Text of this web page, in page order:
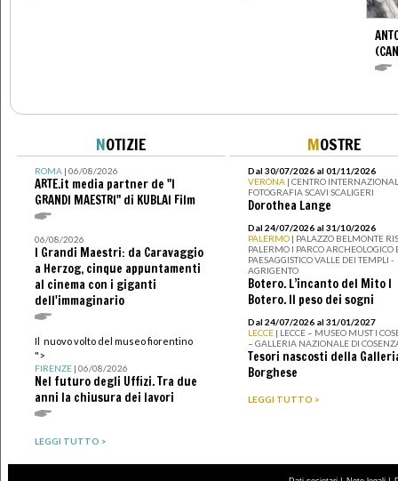
NOTIZIE
ROMA| 06/08/2026
ARTE.it media partner de "I
GRANDI MAESTRI" di KUBLAI Film
06/08/2026
I Grandi Maestri: da Caravaggio
a Herzog, cinque appuntamenti
al cinema con i giganti
dell'immaginario
Il nuovo volto del museo fiorentino
">
FIRENZE| 06/08/2026
Nel futuro degli Uffizi. Tra due
anni la chiusura dei lavori
LEGGI TUTTO >
MOSTRE
Dal 30/07/2026 al 01/11/2026
VERONA | CENTRO
FOTOGRAFIA SCAVI SCALIGERI
Dorothea Lange
Dal 24/07/2026 al 31/10/2026
PALERMO | PALAZZO BELMONTE
PALERMO I PARCO ARCHEOLOGICO
PAESAGGISTICO VALLE DEI TEMPLI -
AGRIGENTO
Botero. L’incanto del Mito I
Botero. Il peso dei sogni
Dal 24/07/2026 al 31/01/2027
LECCE | LECCE – MUSEO MUST I
– GALLERIA NAZIONALE DI
Tesori nascosti della
Borghese
LEGGI TUTTO >